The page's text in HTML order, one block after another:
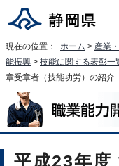
現在の位置： ホーム > 産業
能振興 > 技能に関する表彰一
章受章者（技能功労）の紹介
平成23年度